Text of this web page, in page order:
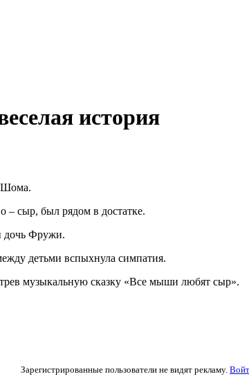
история
Шома.
– сыр, был рядом в достатке.
дочь Фружи.
детьми вспыхнула симпатия.
музыкальную сказку «Все мыши любят сыр».
Зарегистрированные пользователи не видят рекламу.